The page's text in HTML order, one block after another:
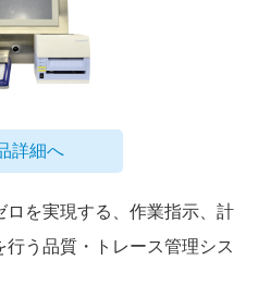
詳細へ
を実現する、作業指示、計
う品質・トレース管理シス